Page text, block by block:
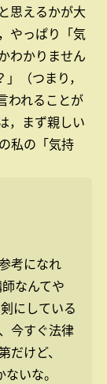
思えるかが大
やっぱり「気
わかりません
（つまり，
われることが
，まず親しい
私の「気持
考になれ
なんてや
にしている
今すぐ法律
けど、
いな。